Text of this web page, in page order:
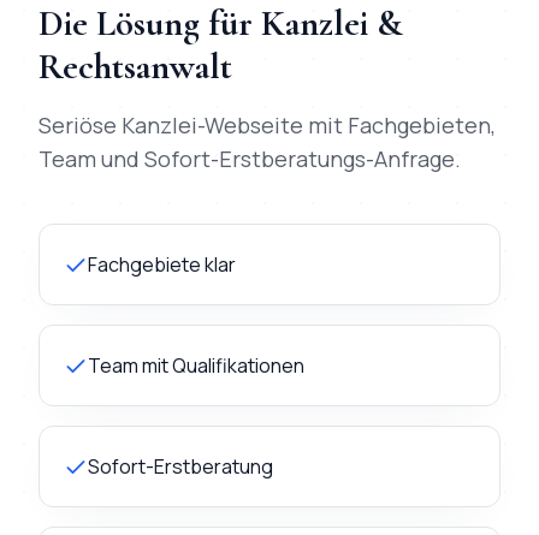
Die Lösung für Kanzlei &
Rechtsanwalt
Seriöse Kanzlei-Webseite mit Fachgebieten,
Team und Sofort-Erstberatungs-Anfrage.
Fachgebiete klar
Team mit Qualifikationen
Sofort-Erstberatung